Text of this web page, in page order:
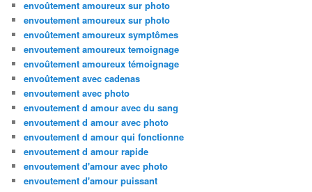
envoûtement amoureux sur photo
envoutement amoureux sur photo
envoûtement amoureux symptômes
envoutement amoureux temoignage
envoûtement amoureux témoignage
envoûtement avec cadenas
envoutement avec photo
envoutement d amour avec du sang
envoutement d amour avec photo
envoutement d amour qui fonctionne
envoutement d amour rapide
envoutement d'amour avec photo
envoutement d'amour puissant